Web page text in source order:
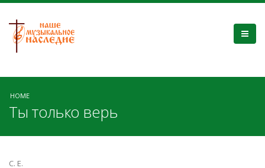
HOME
Ты только верь
С. Е.